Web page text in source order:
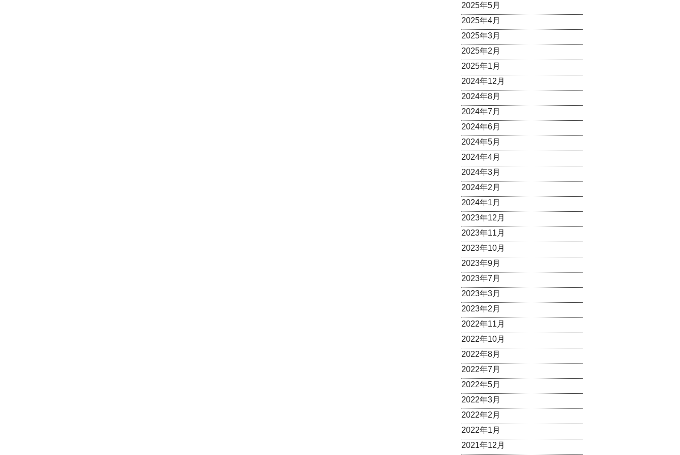
2025年5月
2025年4月
2025年3月
2025年2月
2025年1月
2024年12月
2024年8月
2024年7月
2024年6月
2024年5月
2024年4月
2024年3月
2024年2月
2024年1月
2023年12月
2023年11月
2023年10月
2023年9月
2023年7月
2023年3月
2023年2月
2022年11月
2022年10月
2022年8月
2022年7月
2022年5月
2022年3月
2022年2月
2022年1月
2021年12月